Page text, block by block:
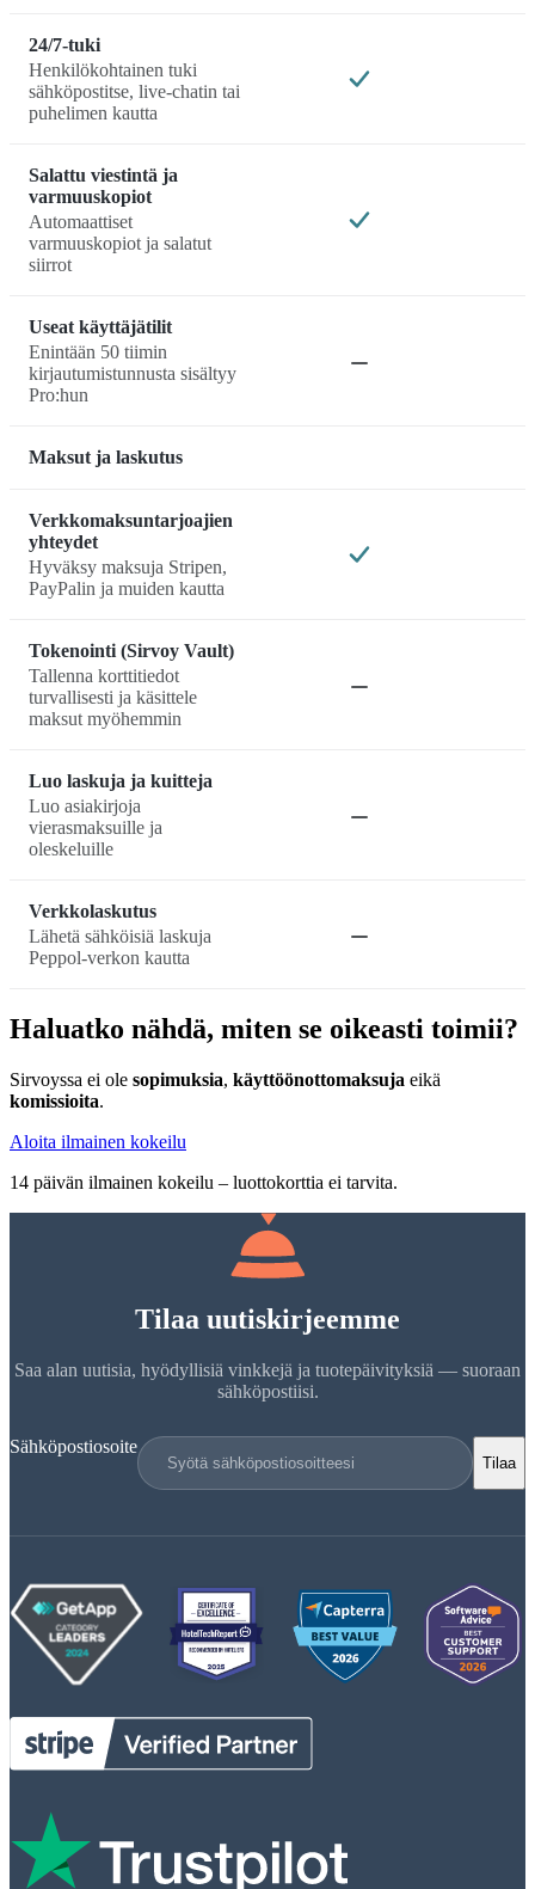
24/7-tuki
Henkilökohtainen tuki
sähköpostitse, live-chatin tai
puhelimen kautta
Salattu viestintä ja
varmuuskopiot
Automaattiset
varmuuskopiot ja salatut
siirrot
Useat käyttäjätilit
Enintään 50 tiimin
kirjautumistunnusta sisältyy
Pro:hun
Maksut ja laskutus
Verkkomaksuntarjoajien
yhteydet
Hyväksy maksuja Stripen,
PayPalin ja muiden kautta
Tokenointi (Sirvoy Vault)
Tallenna korttitiedot
turvallisesti ja käsittele
maksut myöhemmin
Luo laskuja ja kuitteja
Luo asiakirjoja
vierasmaksuille ja
oleskeluille
Verkkolaskutus
Lähetä sähköisiä laskuja
Peppol-verkon kautta
Haluatko nähdä, miten se oikeasti toimii?
Sirvoyssa ei ole sopimuksia, käyttöönottomaksuja eikä
komissioita.
Aloita ilmainen kokeilu
14 päivän ilmainen kokeilu – luottokorttia ei tarvita.
Tilaa uutiskirjeemme
Saa alan uutisia, hyödyllisiä vinkkejä ja tuotepäivityksiä — suoraan
sähköpostiisi.
Sähköpostiosoite
Tilaa